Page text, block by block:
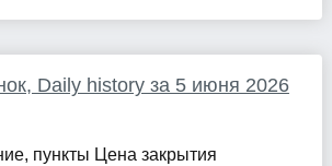
Daily history за 5 июня 2026
пункты Цена закрытия